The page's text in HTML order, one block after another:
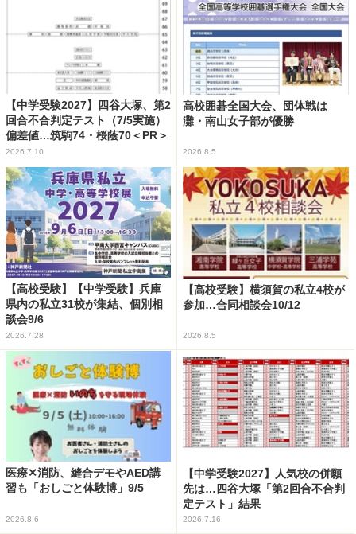
【中学受験2027】四谷大塚、第2
回合不合判定テスト（7/5実施）
偏差値…筑駒74・桜蔭70＜PR＞
2026.7.10
高校囲碁全国大会、団体戦は
灘・南山女子部が優勝
2026.8.5
【高校受験】【中学受験】兵庫
県内の私立31校が集結、個別相
談会9/6
2026.7.28
【高校受験】横須賀の私立4校が
参加…合同相談会10/12
2026.8.5
医療✕消防、縫合デモやAED講
習も「おしごと体験博」9/5
2026.8.6
【中学受験2027】人気校の併願
先は…四谷大塚「第2回合不合判
定テスト」結果
2026.7.16